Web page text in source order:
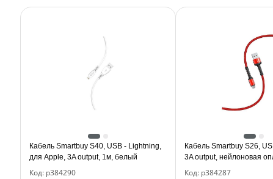
Кабель Smartbuy S40, USB - Lightning,
для Apple, 3A output, 1м, белый
Код: р384290
Кабель Smartbuy S26,
3A output, нейлоновая
красный
Код: р384287